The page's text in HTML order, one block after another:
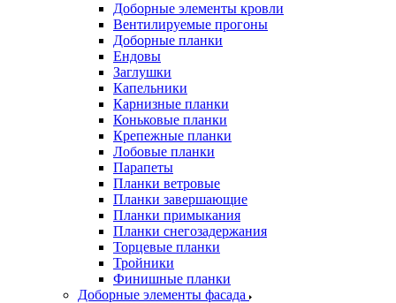
Доборные элементы кровли
Вентилируемые прогоны
Доборные планки
Ендовы
Заглушки
Капельники
Карнизные планки
Коньковые планки
Крепежные планки
Лобовые планки
Парапеты
Планки ветровые
Планки завершающие
Планки примыкания
Планки снегозадержания
Торцевые планки
Тройники
Финишные планки
Доборные элементы фасада